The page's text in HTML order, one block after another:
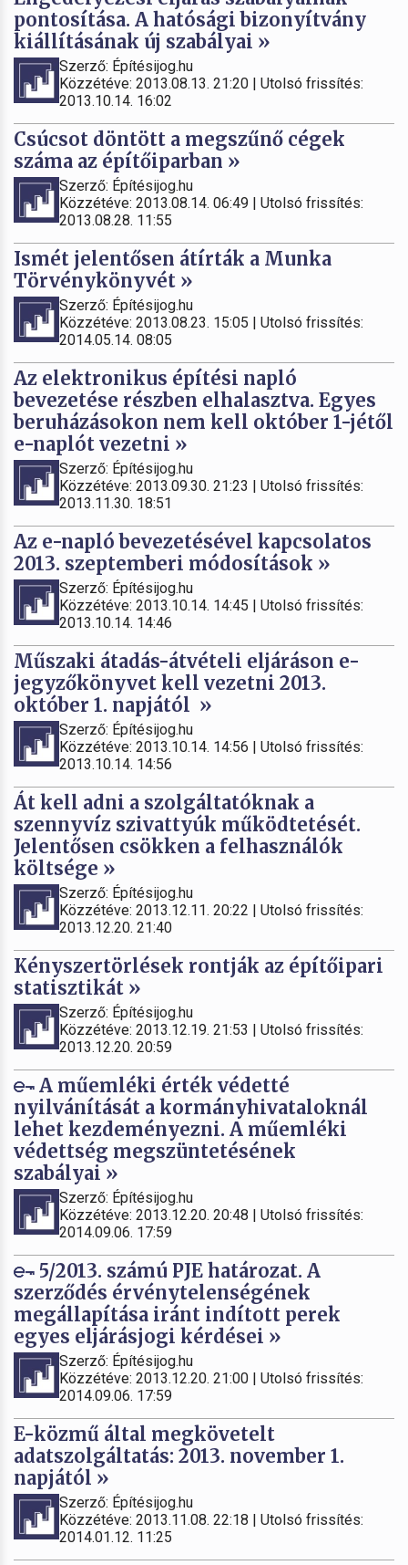
pontosítása. A hatósági bizonyítvány
kiállításának új szabályai »
Szerző: Építésijog.hu
Közzétéve: 2013.08.13. 21:20 | Utolsó frissítés:
2013.10.14. 16:02
Csúcsot döntött a megszűnő cégek
száma az építőiparban »
Szerző: Építésijog.hu
Közzétéve: 2013.08.14. 06:49 | Utolsó frissítés:
2013.08.28. 11:55
Ismét jelentősen átírták a Munka
Törvénykönyvét »
Szerző: Építésijog.hu
Közzétéve: 2013.08.23. 15:05 | Utolsó frissítés:
2014.05.14. 08:05
Az elektronikus építési napló
bevezetése részben elhalasztva. Egyes
beruházásokon nem kell október 1-jétől
e-naplót vezetni »
Szerző: Építésijog.hu
Közzétéve: 2013.09.30. 21:23 | Utolsó frissítés:
2013.11.30. 18:51
Az e-napló bevezetésével kapcsolatos
2013. szeptemberi módosítások »
Szerző: Építésijog.hu
Közzétéve: 2013.10.14. 14:45 | Utolsó frissítés:
2013.10.14. 14:46
Műszaki átadás-átvételi eljáráson e-
jegyzőkönyvet kell vezetni 2013.
október 1. napjától »
Szerző: Építésijog.hu
Közzétéve: 2013.10.14. 14:56 | Utolsó frissítés:
2013.10.14. 14:56
Át kell adni a szolgáltatóknak a
szennyvíz szivattyúk működtetését.
Jelentősen csökken a felhasználók
költsége »
Szerző: Építésijog.hu
Közzétéve: 2013.12.11. 20:22 | Utolsó frissítés:
2013.12.20. 21:40
Kényszertörlések rontják az építőipari
statisztikát »
Szerző: Építésijog.hu
Közzétéve: 2013.12.19. 21:53 | Utolsó frissítés:
2013.12.20. 20:59
A műemléki érték védetté
nyilvánítását a kormányhivataloknál
lehet kezdeményezni. A műemléki
védettség megszüntetésének
szabályai »
Szerző: Építésijog.hu
Közzétéve: 2013.12.20. 20:48 | Utolsó frissítés:
2014.09.06. 17:59
5/2013. számú PJE határozat. A
szerződés érvénytelenségének
megállapítása iránt indított perek
egyes eljárásjogi kérdései »
Szerző: Építésijog.hu
Közzétéve: 2013.12.20. 21:00 | Utolsó frissítés:
2014.09.06. 17:59
E-közmű által megkövetelt
adatszolgáltatás: 2013. november 1.
napjától »
Szerző: Építésijog.hu
Közzétéve: 2013.11.08. 22:18 | Utolsó frissítés:
2014.01.12. 11:25